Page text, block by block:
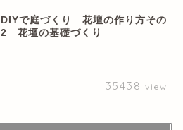
DIYで庭づくり 花壇の作り方その
2 花壇の基礎づくり
35438 view